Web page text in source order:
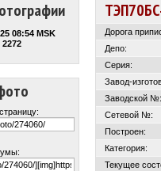
08:54 MSK
2272
Дорога
Депо:
Серия:
Завод-
Заводской №:
Сетевой №:
Построен:
Категория:
Текущее